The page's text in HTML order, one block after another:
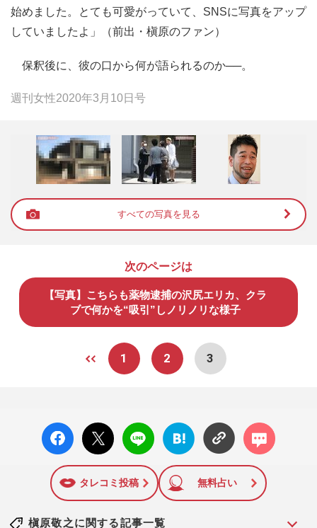
始めました。とても可愛がっていて、SNSに写真をアップ
していましたよ」（前出・槇原のファン）
保釈後に、彼の口から何が語られるのか──。
週刊女性2020年3月10日号
すべての写真を見る
次のページは
【写真】こちらも薬物逮捕の沢尻エリカ、クラ
ブで何かを“吸引”しノリノリな様子
1 2 3
facebo
ok い
X ポス
ト
LINE
はてな
ブック
に追加
コメン
ト
タレコミ投稿 無料占い
槇原敬之に関する記事一覧